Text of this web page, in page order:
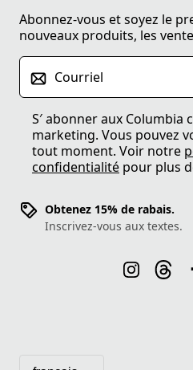
Abonnez-vous et soyez le
nouveaux produits, les
Courriel
S′ abonner aux Columbia
marketing. Vous pouvez
tout moment. Voir notre
confidentialité pour plus
Obtenez 15% de rabais.
Inscrivez-vous aux textes.